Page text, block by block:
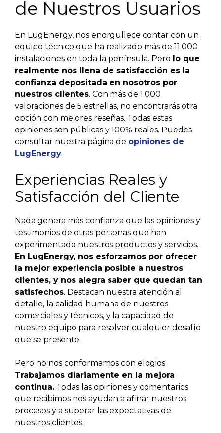
de Nuestros Usuarios
En LugEnergy, nos enorgullece contar con un
equipo técnico que ha realizado más de 11.000
instalaciones en toda la península. Pero lo que
realmente nos llena de satisfacción es la
confianza depositada en nosotros por
nuestros clientes. Con más de 1.000
valoraciones de 5 estrellas, no encontrarás otra
opción con mejores reseñas. Todas estas
opiniones son públicas y 100% reales. Puedes
consultar nuestra página de opiniones de
LugEnergy.
Experiencias Reales y
Satisfacción del Cliente
Nada genera más confianza que las opiniones y
testimonios de otras personas que han
experimentado nuestros productos y servicios.
En LugEnergy, nos esforzamos por ofrecer
la mejor experiencia posible a nuestros
clientes, y nos alegra saber que quedan tan
satisfechos. Destacan nuestra atención al
detalle, la calidad humana de nuestros
comerciales y técnicos, y la capacidad de
nuestro equipo para resolver cualquier desafío
que se presente.
Pero no nos conformamos con elogios.
Trabajamos diariamente en la mejora
continua. Todas las opiniones y comentarios
que recibimos nos ayudan a afinar nuestros
procesos y a superar las expectativas de
nuestros clientes.